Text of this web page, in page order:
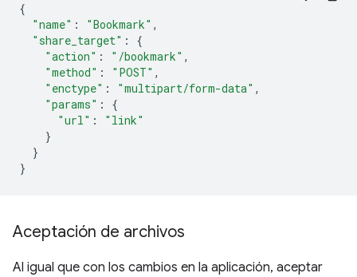
{
"name" : "Bookmark" ,
"share_target" :
{
"action" : "/bookmark" ,
"method" : "POST" ,
"enctype" : "multipart/form-data" ,
"params" :
{
"url" :
"link"
}
}
}
Aceptación de archivos
Al igual que con los cambios en la aplicación, aceptar